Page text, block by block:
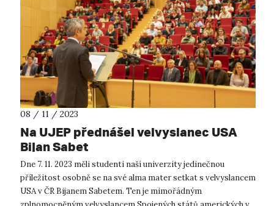
08 / 11 / 2023
Na UJEP přednášel velvyslanec USA
Bijan Sabet
Dne 7. 11. 2023 měli studenti naší univerzity jedinečnou
příležitost osobně se na své alma mater setkat s velvyslancem
USA v ČR Bijanem Sabetem. Ten je mimořádným